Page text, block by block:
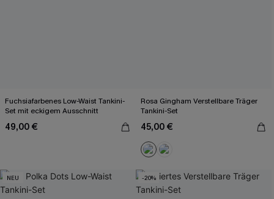
Fuchsiafarbenes Low-Waist Tankini-
Set mit eckigem Ausschnitt
49,00 €
Rosa Gingham Verstellbare Träger
Tankini-Set
45,00 €
NEU -20%